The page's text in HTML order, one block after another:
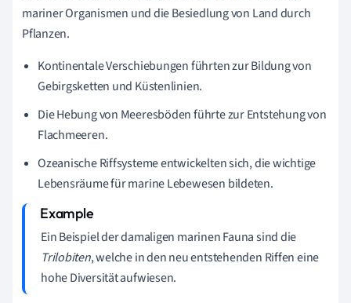
mariner Organismen und die Besiedlung von Land durch
Pflanzen.
Kontinentale Verschiebungen führten zur Bildung von
Gebirgsketten und Küstenlinien.
Die Hebung von Meeresböden führte zur Entstehung von
Flachmeeren.
Ozeanische Riffsysteme entwickelten sich, die wichtige
Lebensräume für marine Lebewesen bildeten.
Ein Beispiel der damaligen marinen Fauna sind die
Trilobiten, welche in den neu entstehenden Riffen eine
hohe Diversität aufwiesen.